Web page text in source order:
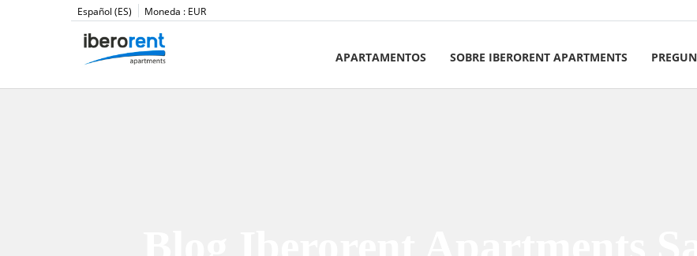
Español (ES) Moneda : EUR
APARTAMENTOS SOBRE IBERORENT APARTMENTS